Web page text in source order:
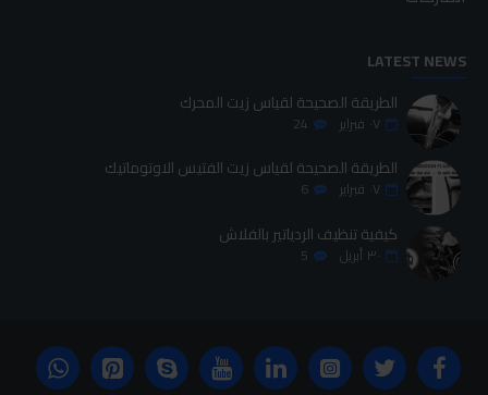
LATEST NEWS
الطريقة الصحيحة لقياس زيت المحرك
٠٧ فبراير 24
الطريقة الصحيحة لقياس زيت الفتيس الاوتوماتيك
٠٧ فبراير 6
كيفية تنظيف الردياتير بالفلاش
٣٠ أبريل 5